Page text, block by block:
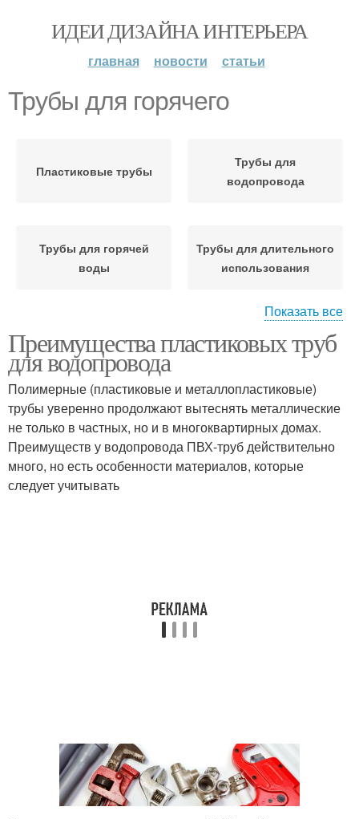
ИДЕИ ДИЗАЙНА ИНТЕРЬЕРА
главная новости статьи
Трубы для горячего
Пластиковые трубы
Трубы для
водопровода
Трубы для горячей
воды
Трубы для длительного
использования
Трубы в системах
трубы
Трубы к коррозии Водопроводные трубы
Полипропиленовая
труба
Показать все
Преимущества пластиковых труб
для водопровода
Полимерные (пластиковые и металлопластиковые)
трубы уверенно продолжают вытеснять металлические
не только в частных, но и в многоквартирных домах.
Преимуществ у водопровода ПВХ-труб действительно
много, но есть особенности материалов, которые
следует учитывать